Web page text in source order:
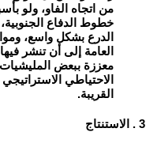
من اتجاه الفاو، ولو
خطوط الدفاع
الدرع بشكل واسع،
العامة إلى أن تنشر
معززة ببعض
الاحتياطي
القريبة.
3 . الاستنتاج